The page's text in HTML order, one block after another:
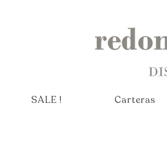
SALE ! Carteras